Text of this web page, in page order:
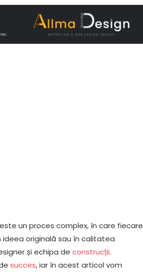
un proces complex, în care fiecare
originală sau în calitatea
și echipa deconstrucții.
succes, iar în acest articol vom